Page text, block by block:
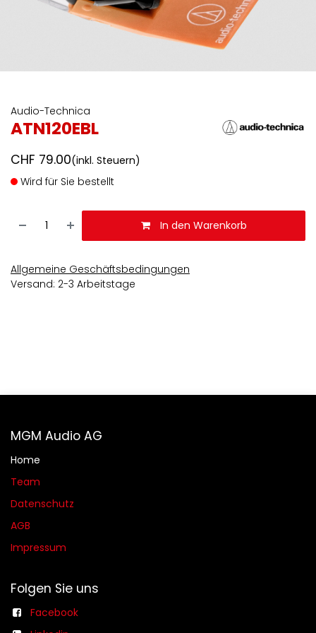
Audio-Technica
ATN120EBL
CHF 79.00(inkl. Steuern)
Wird für Sie bestellt
In den Warenkorb
Allgemeine Geschäftsbedingungen
Versand: 2-3 Arbeitstage
MGM Audio AG
Home
Team
Datenschutz
AGB​​
Impressum
Folgen Sie uns
Facebook